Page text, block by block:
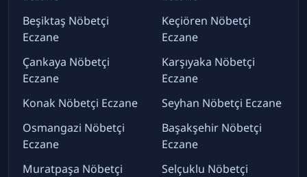
Beşiktaş Nöbetçi
Eczane
Çankaya Nöbetçi
Eczane
Konak Nöbetçi Eczane
Osmangazi Nöbetçi
Eczane
Muratpaşa Nöbetçi
Keçiören Nöbetçi
Eczane
Karşıyaka Nöbetçi
Eczane
Seyhan Nöbetçi Eczane
Başakşehir Nöbetçi
Eczane
Selçuklu Nöbetçi